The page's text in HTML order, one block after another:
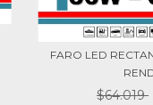
FARO LED
$64.019